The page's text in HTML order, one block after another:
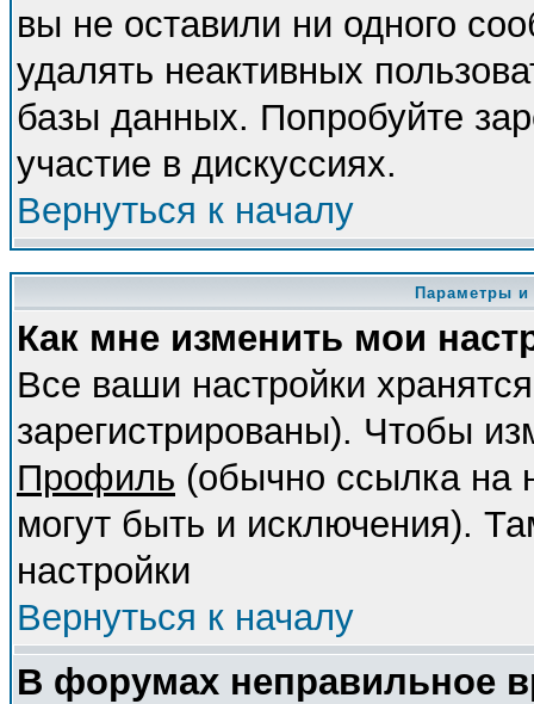
вы не оставили ни одного
удалять неактивных
базы данных. Попробуйте
участие в дискуссиях.
Вернуться к началу
Параметры и
Как мне изменить мои
Все ваши настройки
зарегистрированы). Чтобы
Профиль (обычно ссылка на
могут быть и исключения).
настройки
Вернуться к началу
В форумах неправильное